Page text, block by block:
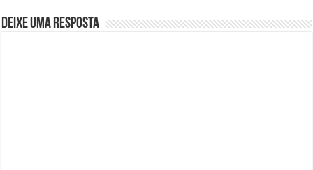
Deixe uma resposta